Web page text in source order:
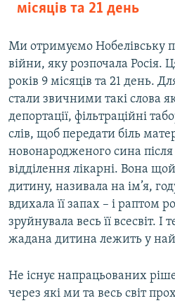
місяців та 21 день
Ми отримуємо Нобелівську
війни, яку розпочала Росія.
років 9 місяців та 21 день.
стали звичними такі слова
депортації, фільтраційні
слів, щоб передати біль
новонародженого сина після
відділення лікарні. Вона
дитину, називала на ім’я,
вдихала її запах – і раптом
зруйнувала весь її всесвіт. І
жадана дитина лежить у
Не існує напрацьованих
через які ми та весь світ